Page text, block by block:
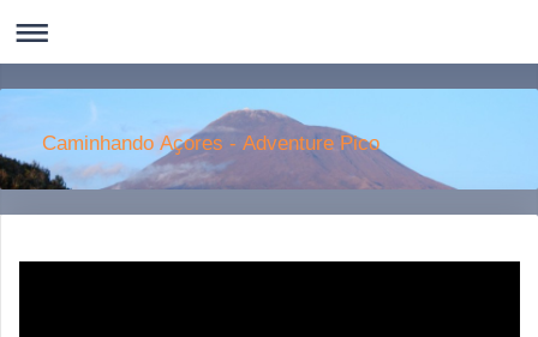
Caminhando Aҫores - Adventure Pico